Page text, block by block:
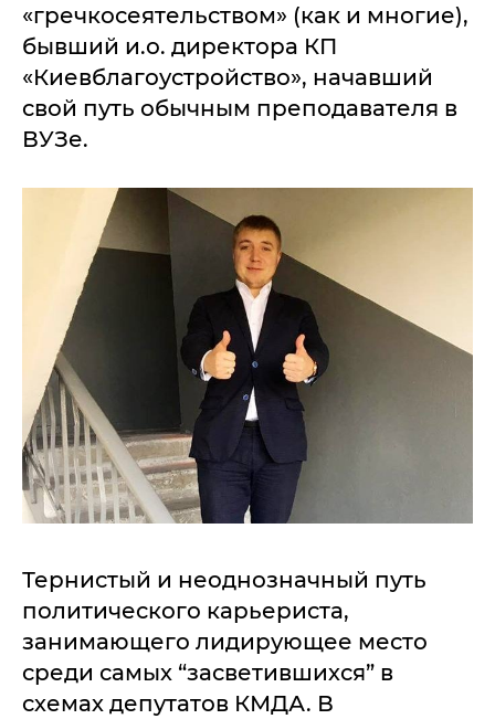
«гречкосеятельством» (как и многие),
бывший и.о. директора КП
«Киевблагоустройство», начавший
свой путь обычным преподавателя в
ВУЗе.
Тернистый и неоднозначный путь
политического карьериста,
занимающего лидирующее место
среди самых “засветившихся” в
схемах депутатов КМДА. В